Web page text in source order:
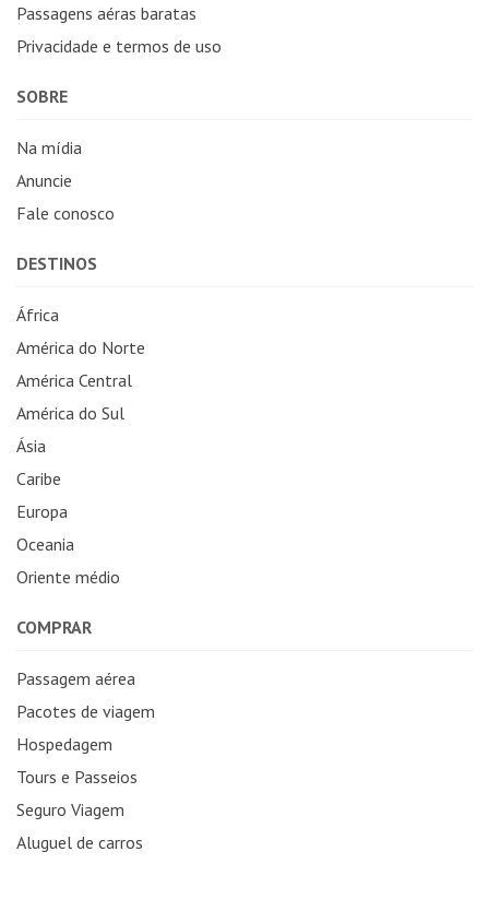
Passagens aéras baratas
Privacidade e termos de uso
SOBRE
Na mídia
Anuncie
Fale conosco
DESTINOS
África
América do Norte
América Central
América do Sul
Ásia
Caribe
Europa
Oceania
Oriente médio
COMPRAR
Passagem aérea
Pacotes de viagem
Hospedagem
Tours e Passeios
Seguro Viagem
Aluguel de carros